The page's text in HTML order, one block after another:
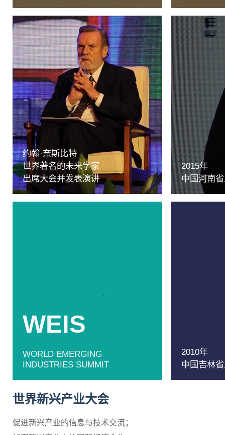
约翰·奈斯比特
世界著名的未来学家
出席大会并发表演讲
2015年
中国河南
WEIS
WORLD EMERGING
INDUSTRIES SUMMIT
2010年
中国吉林
世界新兴产业大会
促进新兴产业的信息与技术交流；